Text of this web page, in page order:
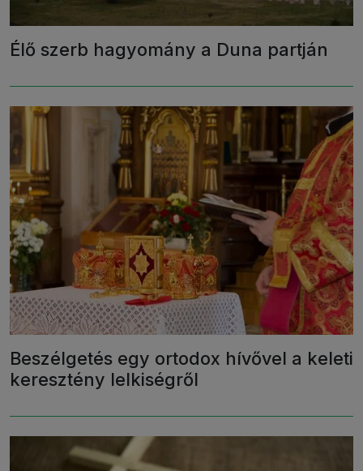
Élő szerb hagyomány a Duna partján
Beszélgetés egy ortodox hívővel a keleti
keresztény lelkiségről